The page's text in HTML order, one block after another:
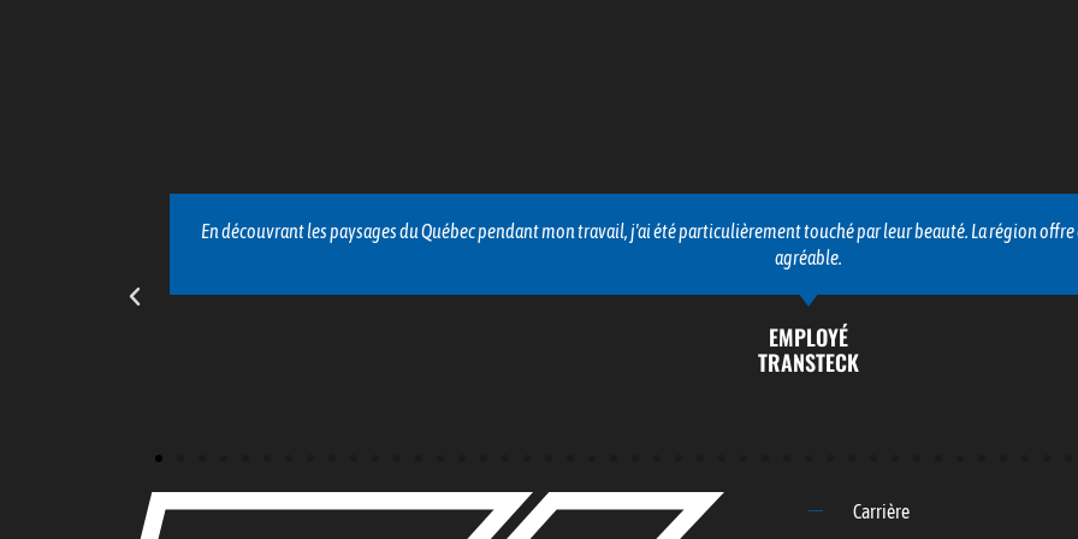
J'ai vécu une expérience mémorable lors d'un convoi exceptionnel, et j'ai été impressionné par la gestion calme et
confiance dans mes compétences.
EMPLOYÉ
TRANSTECK
Carrière